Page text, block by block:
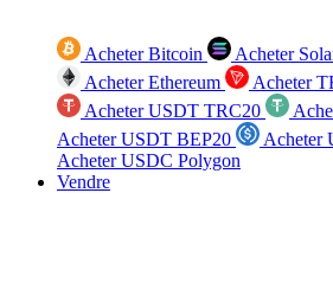
Acheter Bitcoin Acheter
Acheter Ethereum
Acheter
Acheter USDT TRC20
Acheter USDT BEP20
Acheter
Acheter USDC Polygon
Vendre